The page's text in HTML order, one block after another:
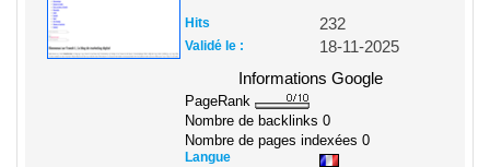
Hits 232
Validé le :
18-11-2025
Informations Google
PageRank
Nombre de backlinks 0
Nombre de pages indexées 0
Langue